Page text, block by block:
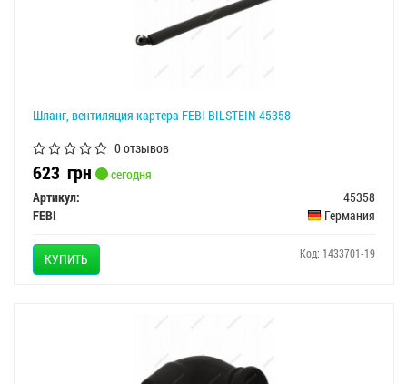
Шланг, вентиляция картера FEBI BILSTEIN 45358
0 отзывов
623 грн
сегодня
Артикул:
45358
FEBI
Германия
КУПИТЬ Код: 1433701-19